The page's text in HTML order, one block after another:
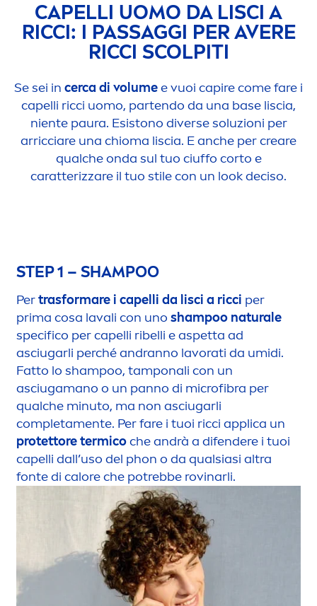
CAPELLI UOMO DA LISCI A
RICCI: I PASSAGGI PER AVERE
RICCI SCOLPITI
Se sei in cerca di volumee vuoi capire come fare i
capelli ricci uomo, partendo da una base liscia,
niente paura. Esistono diverse soluzioni per
arricciare una chioma liscia. E anche per creare
qualche onda sul tuo ciuffo corto e
caratterizzare il tuo stile con un look deciso.
STEP 1 – SHAMPOO
Pertrasformare i capelli da lisci a ricci per
prima cosa lavali con uno shampoo naturale
specifico per capelli ribelli e aspetta ad
asciugarli perché andranno lavorati da umidi.
Fatto lo shampoo, tamponali con un
asciugamano o un panno di microfibra per
qualche minuto, ma non asciugarli
completamente. Per fare i tuoi ricci applica un
protettore termicoche andrà a difendere i tuoi
capelli dall’uso del phon o da qualsiasi altra
fonte di calore che potrebbe rovinarli.